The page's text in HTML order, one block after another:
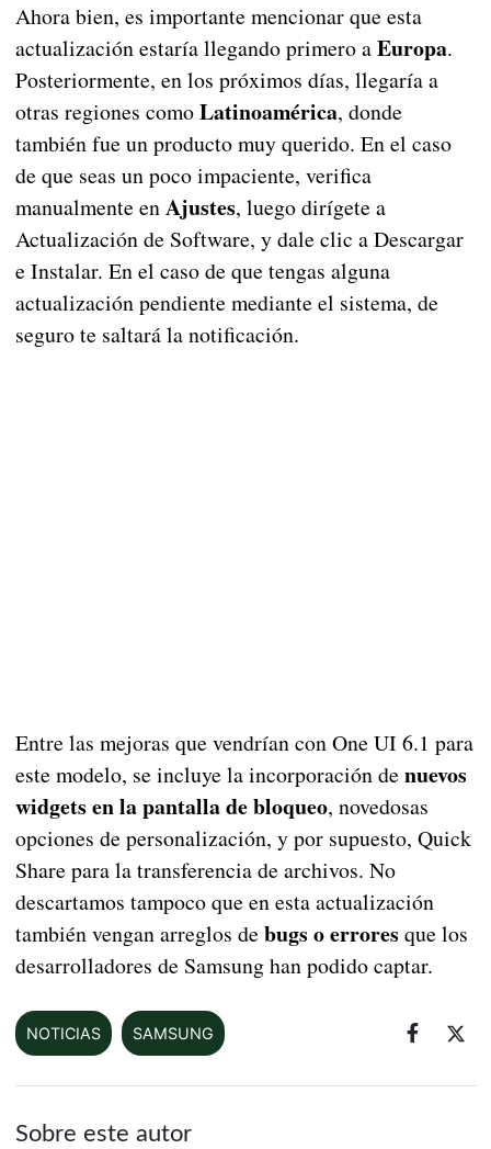
Ahora bien, es importante mencionar que esta
actualización estaría llegando primero aEuropa.
Posteriormente, en los próximos días, llegaría a
otras regiones comoLatinoamérica, donde
también fue un producto muy querido. En el caso
de que seas un poco impaciente, verifica
manualmente enAjustes, luego dirígete a
Actualización de Software, y dale clic a Descargar
e Instalar. En el caso de que tengas alguna
actualización pendiente mediante el sistema, de
seguro te saltará la notificación.
Entre las mejoras que vendrían con One UI 6.1 para
este modelo, se incluye la incorporación de nuevos
widgets en la pantalla de bloqueo, novedosas
opciones de personalización, y por supuesto, Quick
Share para la transferencia de archivos. No
descartamos tampoco que en esta actualización
también vengan arreglos de bugs o errores que los
desarrolladores de Samsung han podido captar.
NOTICIAS SAMSUNG
Sobre este autor